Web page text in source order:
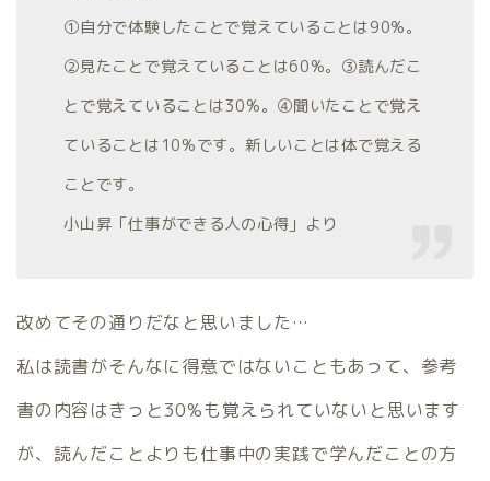
①自分で体験したことで覚えていることは90%。
②見たことで覚えていることは60%。③読んだこ
とで覚えていることは30%。④聞いたことで覚え
ていることは10%です。新しいことは体で覚える
ことです。
小山昇「仕事ができる人の心得」より
改めてその通りだなと思いました…
私は読書がそんなに得意ではないこともあって、参考
書の内容はきっと30%も覚えられていないと思います
が、読んだことよりも仕事中の実践で学んだことの方